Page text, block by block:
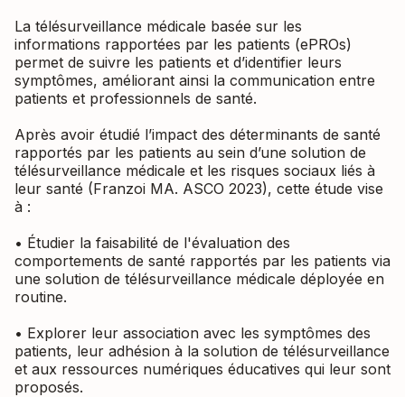
La télésurveillance médicale basée sur les
informations rapportées par les patients (ePROs)
permet de suivre les patients et d’identifier leurs
symptômes, améliorant ainsi la communication entre
patients et professionnels de santé.
Après avoir étudié l’impact des déterminants de santé
rapportés par les patients au sein d’une solution de
télésurveillance médicale et les risques sociaux liés à
leur santé (Franzoi MA. ASCO 2023), cette étude vise
à :
• Étudier la faisabilité de l'évaluation des
comportements de santé rapportés par les patients via
une solution de télésurveillance médicale déployée en
routine.
• Explorer leur association avec les symptômes des
patients, leur adhésion à la solution de télésurveillance
et aux ressources numériques éducatives qui leur sont
proposés.